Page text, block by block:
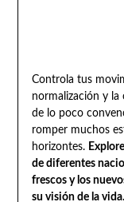
Controla tus
normalización y la
de lo poco
romper muchos
horizontes.
de diferentes
frescos y los
su visión de la vida.